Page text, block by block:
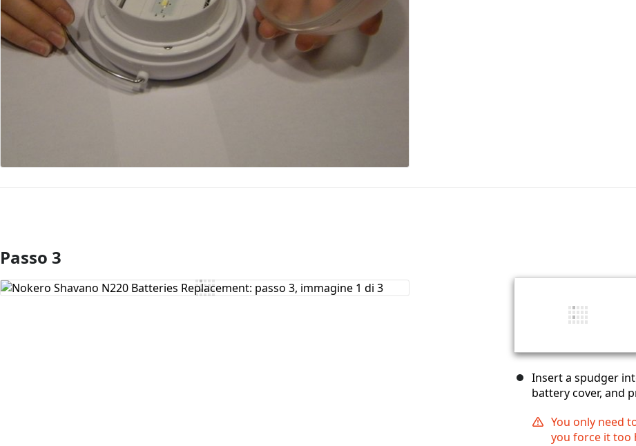
Aggiungi Commento
Passo 3
Insert a spudger
battery cover, and
You only need
you force it too